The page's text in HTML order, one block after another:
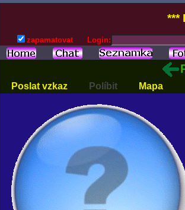
***
zapamatovat Login:
Poslat vzkaz Políbit Mapa